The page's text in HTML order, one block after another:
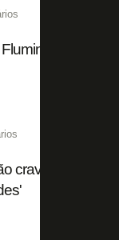
crava substituto